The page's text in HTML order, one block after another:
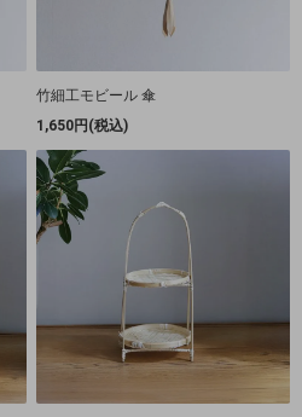
竹細工モビール 傘
1,650円(税込)